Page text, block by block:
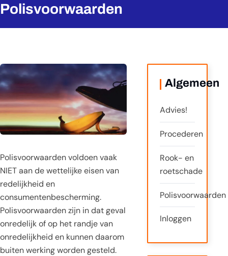
Polisvoorwaarden
Polisvoorwaarden voldoen vaak
NIET aan de wettelijke eisen van
redelijkheid en
consumentenbescherming.
Polisvoorwaarden zijn in dat geval
onredelijk of op het randje van
onredelijkheid en kunnen daarom
buiten werking worden gesteld.
Algemeen
Advies!
Procederen
Rook- en
roetschade
Polisvoorwaarden
Inloggen